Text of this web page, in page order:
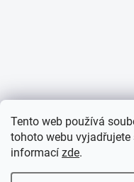
Informace o cookies
Tento web používá
tohoto webu
informací zde.